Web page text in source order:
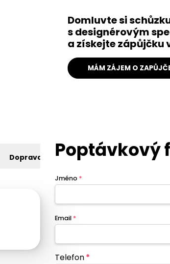
Domluvte si
s designérovým
a získejte zápůjčku
MÁM ZÁJEM O
Doprava Poptávkový
Jméno *
Email *
Telefon*